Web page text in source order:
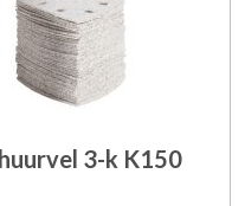
3-k K150